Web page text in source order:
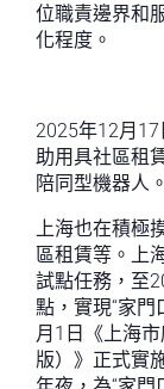
位職責邊界和
化程度。
2025年12月
助用具社區租
陪同型機器人
上海也在積極
區租賃等。上
試點任務，至
點，實現“家
月1日《上海
版）》正式實